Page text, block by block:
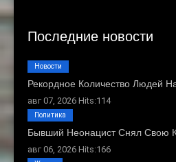
Последние новости
Рекордное Количество Людей
авг 07, 2026 Hits:114
Новости
Бывший Неонацист Снял Свою
авг 06, 2026 Hits:166
Политика